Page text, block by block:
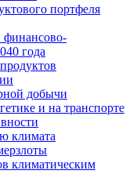
портфеля
финансово-
года
добычи
и на транспорте
климата
климатическим